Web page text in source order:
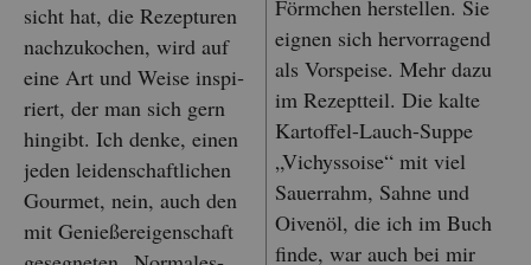
sicht hat, die Re­zep­tu­ren
nach­zu­ko­chen, wird auf
eine Art und Weise in­spi­
riert, der man sich gern
hin­gibt. Ich denke, einen
jeden lei­den­schaft­li­chen
Gour­met, nein, auch den
mit Ge­nie­ße­r­ei­gen­schaft
Förm­chen her­stel­len. Sie
eig­nen sich her­vor­ra­gend
als Vor­spei­se. Mehr dazu
im Re­zept­teil. Die kalte
Kar­tof­fel-Lauch-Suppe
„Vichys­soise“ mit viel
Sauer­rahm, Sahne und
Oi­ven­öl, die ich im Buch
finde, war auch bei mir